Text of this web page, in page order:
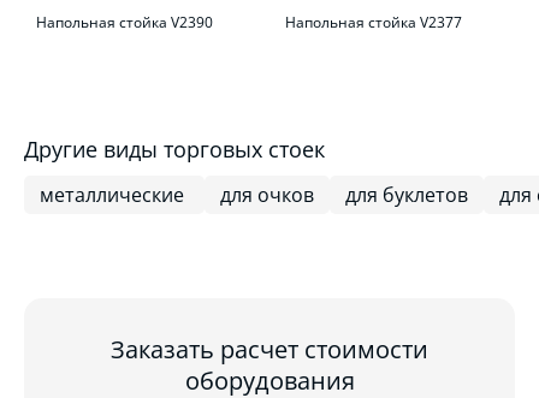
Напольная стойка V2390
Напольная стойка V2377
Другие виды торговых стоек
металлические для очков для буклетов для
Заказать расчет стоимости
оборудования